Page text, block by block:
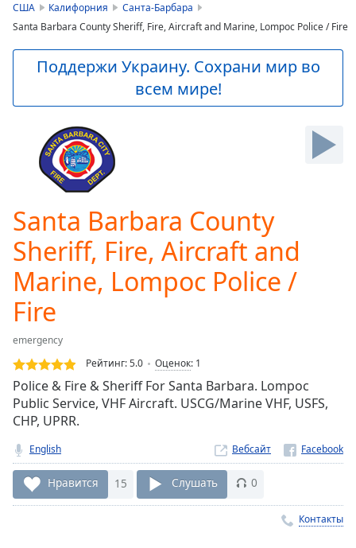
loading.
Video
Backward
Current
0:00
Duration-:-
Loaded
0.00%
Stream
TypeLIVE
Seek to
live,
behind
live
LIVE
Remaining
Time-
Playback
Rate
Chapters
США Калифорния
Санта-Барбара
Santa Barbara County Sheriff, Fire, Aircraft and Marine, Lompoc Police / Fire
Поддержи Украину. Сохрани мир во
всем мире!
Santa Barbara County
Sheriff, Fire, Aircraft and
Marine, Lompoc Police /
Fire
emergency
Рейтинг:5.0 Оценок: 1
Police & Fire & Sheriff For Santa Barbara. Lompoc
Public Service, VHF Aircraft. USCG/Marine VHF, USFS,
CHP, UPRR.
English Вебсайт
Нравится 15 Слушать 0
Контакты